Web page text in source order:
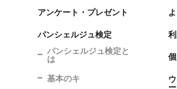
アンケート・プレゼント
パンシェルジュ検定
パンシェルジュ検定と
は
基本のキ
ー